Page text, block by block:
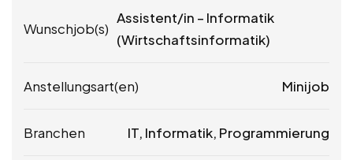
Wunschjob(s)
Assistent/in – Informatik
(Wirtschaftsinformatik)
Anstellungsart(en) Minijob
Branchen IT, Informatik, Programmierung